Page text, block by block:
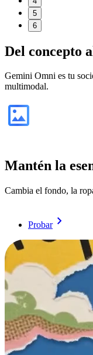
5
6
Del concepto
Gemini Omni es tu
multimodal.
Mantén la
Cambia el fondo, la
Probar